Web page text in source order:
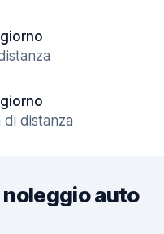
di distanza
noleggio auto